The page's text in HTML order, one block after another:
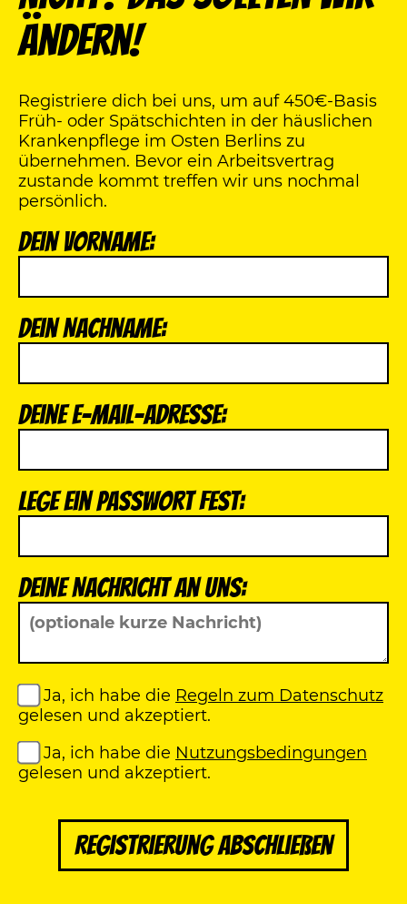
ändern!
Registriere dich bei uns, um auf 450€-Basis
Früh- oder Spätschichten in der häuslichen
Krankenpflege im Osten Berlins zu
übernehmen. Bevor ein Arbeitsvertrag
zustande kommt treffen wir uns nochmal
persönlich.
Dein Vorname:
Dein Nachname:
Deine E-Mail-Adresse:
Lege ein Passwort fest:
Deine Nachricht an uns:
Ja, ich habe die Regeln zum Datenschutz
gelesen und akzeptiert.
Ja, ich habe die Nutzungsbedingungen
gelesen und akzeptiert.
Registrierung abschließen